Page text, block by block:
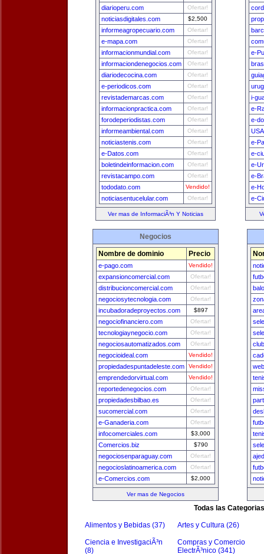
diarioperu.com Ofertar!
noticiasdigitales.com $2,500
informeagropecuario.com Ofertar!
e-mapa.com Ofertar!
informacionmundial.com Ofertar!
informaciondenegocios.com Ofertar!
diariodecocina.com Ofertar!
e-periodicos.com Ofertar!
revistademarcas.com Ofertar!
informacionpractica.com Ofertar!
forodeperiodistas.com Ofertar!
informeambiental.com Ofertar!
noticiastenis.com Ofertar!
e-Datos.com Ofertar!
boletindeinformacion.com Ofertar!
revistacampo.com Ofertar!
tododato.com Vendido!
noticiasentucelular.com Ofertar!
Ver mas de InformaciÃ³n Y Noticias
e-
i-
e-
e-
e-
e-
e-
e-
e-
e-
Negocios
Nombre de dominio Precio
e-pago.com Vendido!
expansioncomercial.com Ofertar!
distribucioncomercial.com Ofertar!
negociosytecnologia.com Ofertar!
incubadoradeproyectos.com $897
negociofinanciero.com Ofertar!
tecnologiaynegocio.com Ofertar!
negociosautomatizados.com Ofertar!
negocioideal.com Vendido!
propiedadespuntadeleste.com Vendido!
emprendedorvirtual.com Vendido!
reportedenegocios.com Ofertar!
propiedadesbilbao.es Ofertar!
sucomercial.com Ofertar!
e-Ganaderia.com Ofertar!
infocomerciales.com $3,000
Comercios.biz $790
negociosenparaguay.com Ofertar!
negocioslatinoamerica.com Ofertar!
e-Comercios.com $2,000
Ver mas de Negocios
Todas las Categorias
Alimentos y Bebidas (37) Artes y Cultura (26)
Ciencia e InvestigaciÃ³n
(8)
Compras y Comercio
ElectrÃ³nico (341)